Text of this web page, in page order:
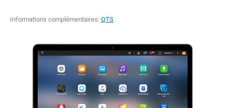
Informations complémentaires: QTS